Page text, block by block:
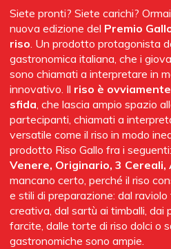
shochu. Si gioca molto sul filone
liquido, tanto che i drink
sapore orientale. Inoltre c’è un
200 etichette fra premium e
riguarda la zona ristorante,
restaurant manager Paolo
al livello inferiore del locale
asian gourmet di Magnoli e
degustazione saranno da 50 e
chi sceglie un’esperienza
sedersi al bancone del piano di
man in azione (per le foto
l’architetto Antonino Cardillo –
architetto). A.T.
Siete pronti? Siete carichi?
nuova edizione del Premio
riso . Un prodotto protagonista
gastronomica italiana, che i
sono chiamati a interpretare in
innovativo. Il riso è
sfida , che lascia ampio spazio
partecipanti, chiamati a
versatile come il riso in modo
prodotto Riso Gallo fra i seguenti:
Venere, Originario, 3 Cereali,
mancano certo, perché il riso
e stili di preparazione: dal raviolo
creativa, dal sartù ai timballi, dai
farcite, dalle torte di riso dolci o
gastronomiche sono ampie.